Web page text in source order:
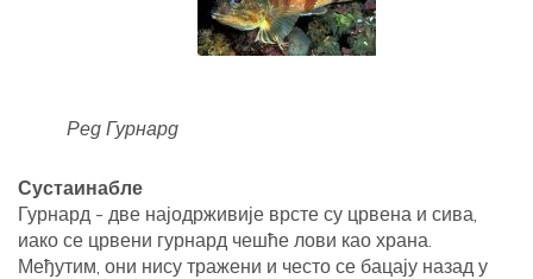
Ред Гурнард
Сустаинабле
Гурнард - две најодрживије врсте су црвена и сива,
иако се црвени гурнард чешће лови као храна.
Међутим, они нису тражени и често се бацају назад у